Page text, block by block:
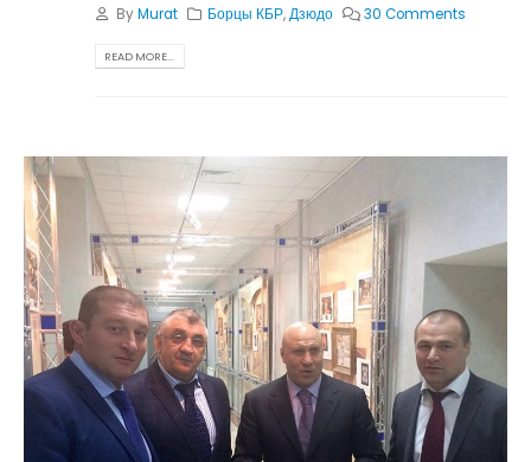
ByMurat Борцы КБР,Дзюдо 30 Comments
READ MORE...